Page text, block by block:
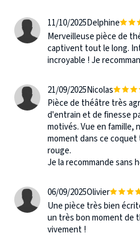
11/10/2025Delphine
Merveilleuse pièce de
captivent tout le long.
incroyable ! Je
21/09/2025Nicolas
Pièce de théâtre très
d'entrain et de finesse
motivés. Vue en famille,
moment dans ce
rouge.
Je la recommande sans
06/09/2025Olivier
Une pièce très bien
un très bon moment de
vivement !